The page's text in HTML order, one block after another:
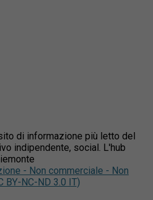
di informazione più letto del
indipendente, social. L'hub
- Non commerciale - Non
BY-NC-ND 3.0 IT)